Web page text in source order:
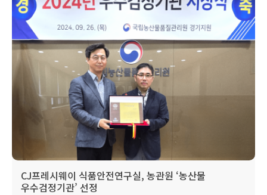
CJ프레시웨이 식품안전연구실, 농관원 ‘농산물
우수검정기관’ 선정